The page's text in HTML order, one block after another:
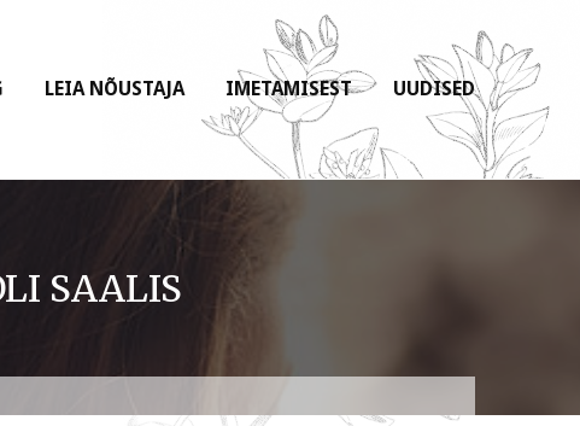
LEIA NÕUSTAJA IMETAMISEST UUDISED
SAALIS